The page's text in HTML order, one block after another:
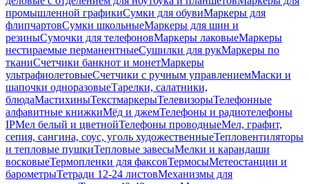
промышленной графикиСумки для обувиМаркеры для
флипчартовСумки школьныеМаркеры для шин и
резиныСумочки для телефоновМаркеры лаковыеМаркеры
нестираемые перманентныеСушилки для рукМаркеры по
тканиСчетчики банкнот и монетМаркеры
ультрафиолетовыеСчетчики с ручным управлениемМаски и
шапочки одноразовыеТарелки, салатники,
блюдаМастихиныТекстмаркерыТелевизорыТелефонные
алфавитные книжкиМёд и джемТелефоны и радиотелефоны
IPМел белый и цветнойТелефоны проводныеМел, графит,
сепия, сангина, соус, уголь художественныеТепловентиляторы
и тепловые пушкиТепловые завесыМелки и карандаши
восковыеТермопленки для факсовТермосыМетеостанции и
барометрыТетради 12-24 листовМеханизмы для